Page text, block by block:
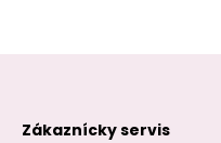
Zákaznícky servis